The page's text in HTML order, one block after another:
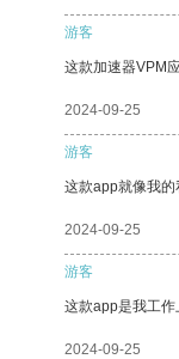
游客
这款加速器VPM
2024-09-25
游客
这款app就像我的
2024-09-25
游客
这款app是我工作
2024-09-25